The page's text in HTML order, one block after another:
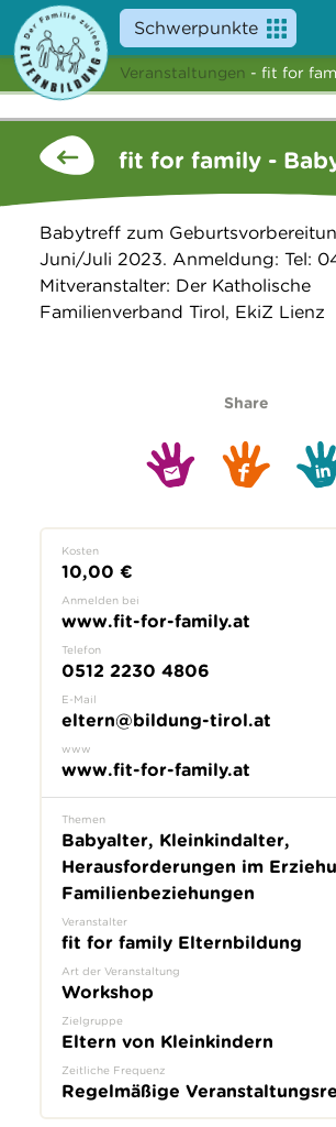
Schwerpunkte
Angebote
Veranstaltungen
Service
Über uns
Veranstaltungen - fit for
fit for family -
Babytreff zum
Juni/Juli 2023. Anmeldung: Tel:
Mitveranstalter: Der Katholische
Familienverband Tirol, EkiZ Lienz
Share
Kosten
10,00 €
Anmelden bei
www.fit-for-family.at
Telefon
0512 2230 4806
E-Mail
eltern@bildung-tirol.at
www
www.fit-for-family.at
Themen
Babyalter, Kleinkindalter,
Herausforderungen im
Familienbeziehungen
Veranstalter
fit for family Elternbildung
Art der Veranstaltung
Workshop
Zielgruppe
Eltern von Kleinkindern
Zeitliche Frequenz
Regelmäßige